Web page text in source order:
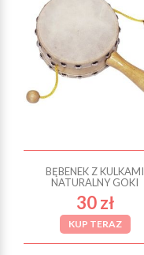
BĘBENEK Z KULKAMI
NATURALNY GOKI
30 zł
KUP TERAZ